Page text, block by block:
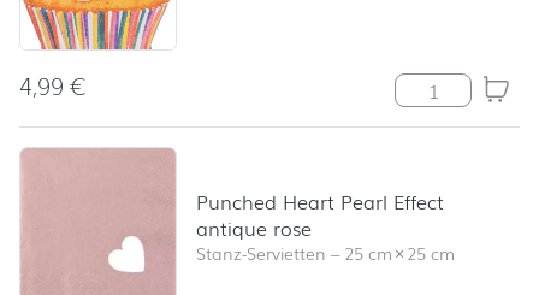
4,99€ Delicate
Punched Heart Pearl Effect
antique rose
Stanz-Servietten –25 cm×25 cm